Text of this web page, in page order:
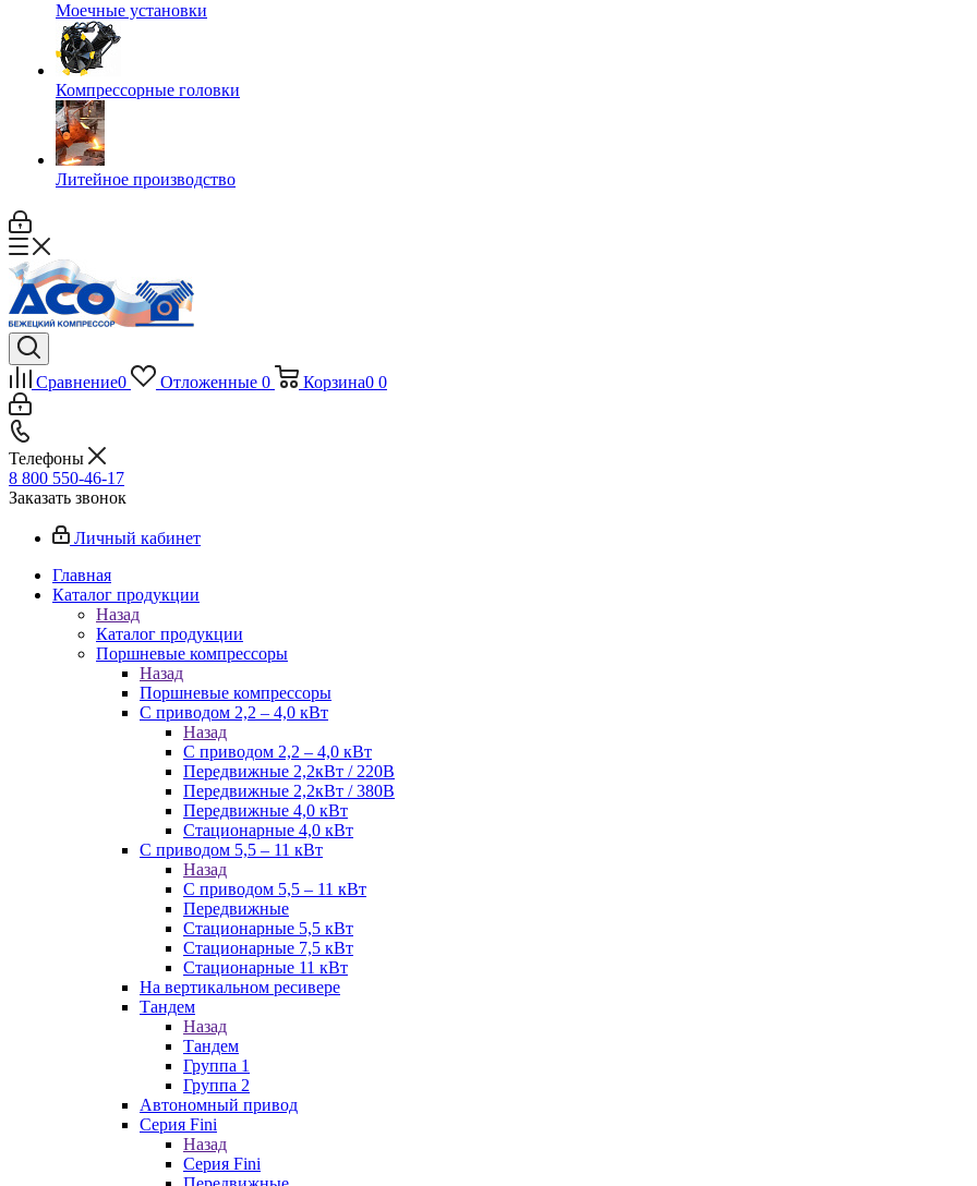
Моечные установки
Компрессорные головки
Литейное производство
Сравнение0 Отложенные 0 Корзина0 0
Телефоны
8 800 550-46-17
Заказать звонок
Личный кабинет
Главная
Каталог продукции
Назад
Каталог продукции
Поршневые компрессоры
Назад
Поршневые компрессоры
С приводом 2,2 – 4,0 кВт
Назад
С приводом 2,2 – 4,0 кВт
Передвижные 2,2кВт / 220В
Передвижные 2,2кВт / 380В
Передвижные 4,0 кВт
Стационарные 4,0 кВт
С приводом 5,5 – 11 кВт
Назад
С приводом 5,5 – 11 кВт
Передвижные
Стационарные 5,5 кВт
Стационарные 7,5 кВт
Стационарные 11 кВт
На вертикальном ресивере
Тандем
Назад
Тандем
Группа 1
Группа 2
Автономный привод
Серия Fini
Назад
Серия Fini